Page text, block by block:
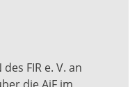
FIR e. V. an